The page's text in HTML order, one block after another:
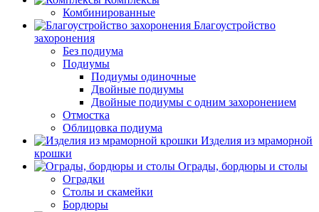
Комбинированные
Благоустройство
захоронения
Без подиума
Подиумы
Подиумы одиночные
Двойные подиумы
Двойные подиумы с одним захоронением
Отмостка
Облицовка подиума
Изделия из мраморной
крошки
Ограды, бордюры и столы
Оградки
Столы и скамейки
Бордюры